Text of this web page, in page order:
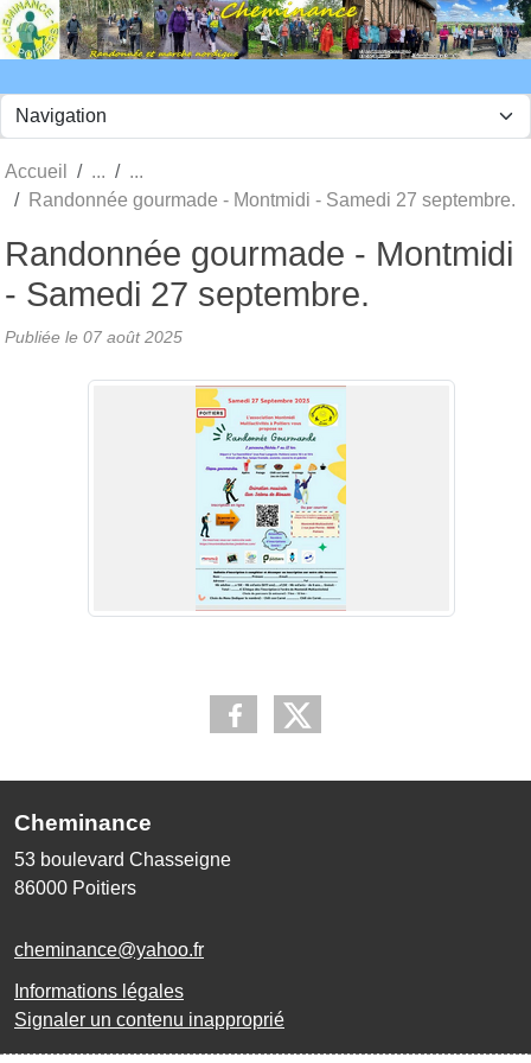
Accueil
Randonnée gourmade - Montmidi - Samedi 27 septembre.
Randonnée gourmade - Montmidi
- Samedi 27 septembre.
Publiée le 07 août 2025
Cheminance
53 boulevard Chasseigne
86000 Poitiers
cheminance@yahoo.fr
Informations légales
Signaler un contenu inapproprié
Panneau de gestion des cookies